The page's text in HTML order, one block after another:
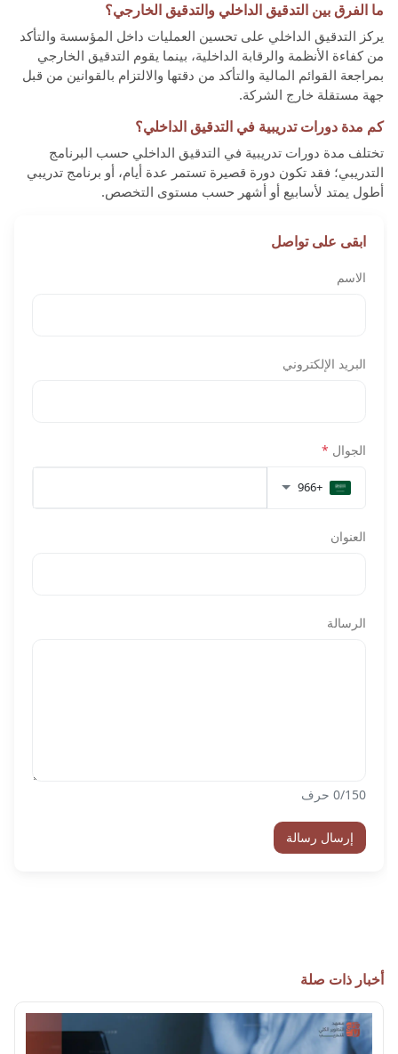
ما الفرق بين التدقيق الداخلي والتدقيق الخارجي؟
يركز التدقيق الداخلي على تحسين العمليات داخل المؤسسة والتأكد
من كفاءة الأنظمة والرقابة الداخلية، بينما يقوم التدقيق الخارجي
بمراجعة القوائم المالية والتأكد من دقتها والالتزام بالقوانين من قبل
جهة مستقلة خارج الشركة.
كم مدة دورات تدريبية في التدقيق الداخلي؟
تختلف مدة دورات تدريبية في التدقيق الداخلي حسب البرنامج
التدريبي؛ فقد تكون دورة قصيرة تستمر عدة أيام، أو برنامج تدريبي
أطول يمتد لأسابيع أو أشهر حسب مستوى التخصص.
ابقى على تواصل
الاسم
البريد الإلكتروني
الجوال *
+966
العنوان
الرسالة
0/150 حرف
إرسال رسالة
أخبار ذات صلة